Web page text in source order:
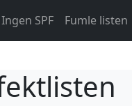
Ingen SPF Fumle listen